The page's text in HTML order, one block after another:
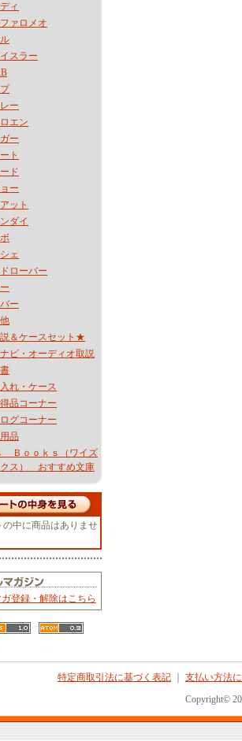
ィ
ァロメオ
スラー
ー
エン
ー
ト
ド
ー
ット
ダイ
ェ
ローバー
ー
＆ケースセット★
ビ・オーディオ取説
れ・ケース
品コーナー
グコーナー
品
Ｂｏｏｋｓ（ワイズ
ス） おすすめ文庫
の中に商品はありませ
ガ登録・解除はこちら
特定商取引法に基づく表記
支払い方法
Copyright©